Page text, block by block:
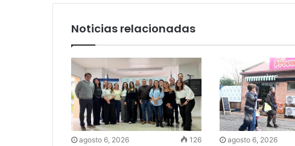
Noticias relacionadas
agosto 6, 2026 126 agosto 6, 2026